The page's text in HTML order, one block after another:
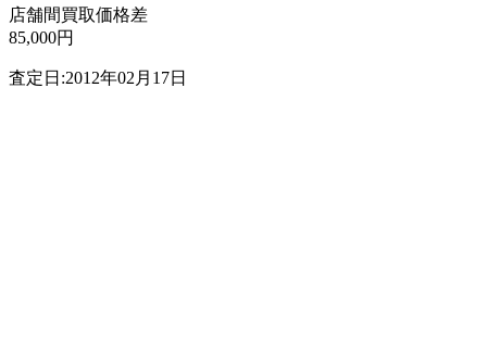
店舗間買取価格差
85,000円
査定日:2012年02月17日